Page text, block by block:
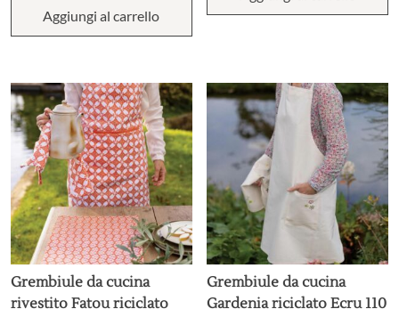
Aggiungi al carrello
Grembiule da cucina
rivestito Fatou riciclato
Grembiule da cucina
Gardenia riciclato Ecru 110